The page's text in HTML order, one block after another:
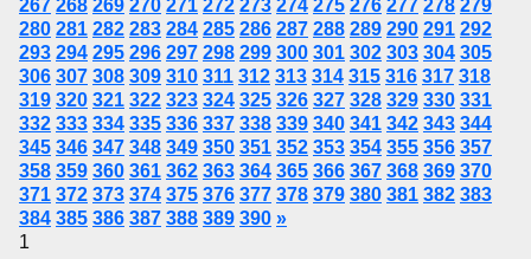
267 268 269 270 271 272 273 274 275 276 277 278 279
280 281 282 283 284 285 286 287 288 289 290 291 292
293 294 295 296 297 298 299 300 301 302 303 304 305
306 307 308 309 310 311 312 313 314 315 316 317 318
319 320 321 322 323 324 325 326 327 328 329 330 331
332 333 334 335 336 337 338 339 340 341 342 343 344
345 346 347 348 349 350 351 352 353 354 355 356 357
358 359 360 361 362 363 364 365 366 367 368 369 370
371 372 373 374 375 376 377 378 379 380 381 382 383
384 385 386 387 388 389 390 »
1